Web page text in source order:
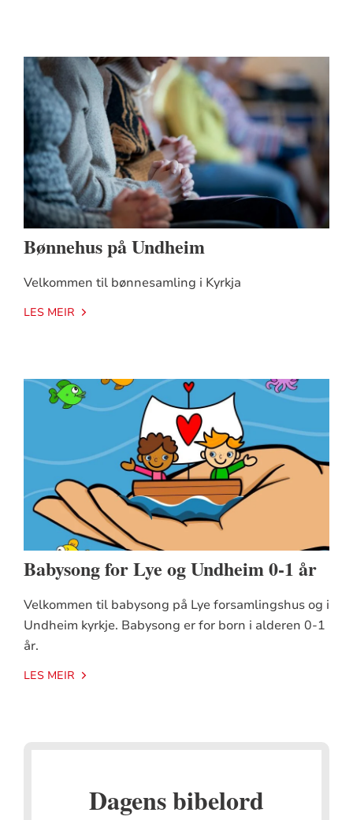
Bønnehus på Undheim
Velkommen til bønnesamling i Kyrkja
LES MEIR
Babysong for Lye og Undheim 0-1 år
Velkommen til babysong på Lye forsamlingshus og i
Undheim kyrkje. Babysong er for born i alderen 0-1
år.
LES MEIR
Dagens bibelord